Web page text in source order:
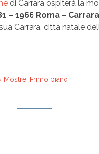
di Carrara ospiterà la
– 1966 Roma –
Carrara, città natale
Mostre, Primo piano